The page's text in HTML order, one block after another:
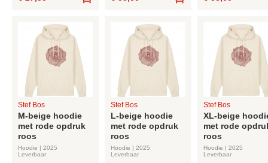
Stef Bos
M-beige hoodie
met rode opdruk
roos
Hoodie | 2025
Leverbaar
Stef Bos
L-beige hoodie
met rode opdruk
roos
Hoodie | 2025
Leverbaar
Stef Bos
XL-beige
met rode
roos
Hoodie | 2025
Leverbaar